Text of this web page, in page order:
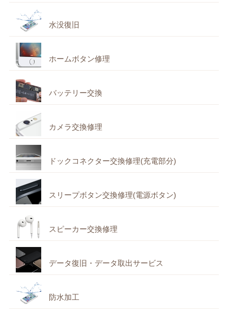
水没復旧
ホームボタン修理
バッテリー交換
カメラ交換修理
ドックコネクター交換修理(充電部分)
スリープボタン交換修理(電源ボタン)
スピーカー交換修理
データ復旧・データ取出サービス
防水加工